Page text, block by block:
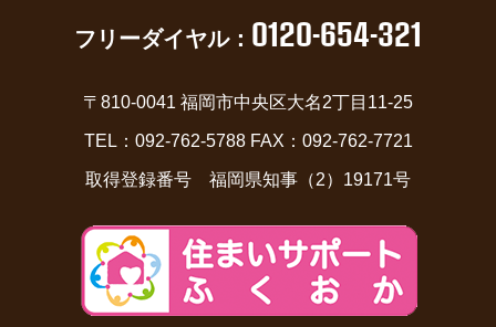
フリーダイヤル： 0120-654-321
〒810-0041 福岡市中央区大名2丁目11-25
TEL：092-762-5788 FAX：092-762-7721
取得登録番号 福岡県知事（2）19171号